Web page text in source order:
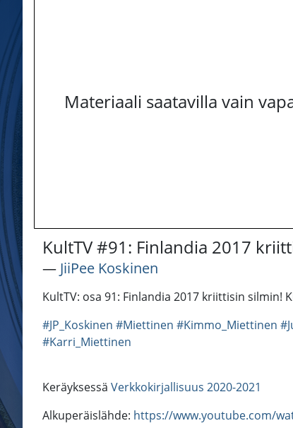
Materiaali saatavilla vain
KultTV #91: Finlandia 2017
― JiiPee Koskinen
KultTV: osa 91: Finlandia 2017 kriittisin
#JP_Koskinen #Miettinen #Kimmo_Miettinen
#Karri_Miettinen
Keräyksessä Verkkokirjallisuus 2020-2021
Alkuperäislähde: https://www.youtube.com/